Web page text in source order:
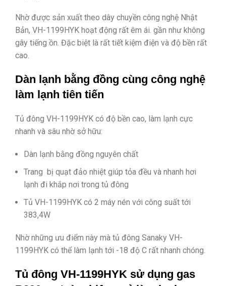
Nhờ được sản xuất theo dây chuyền công nghệ Nhật
Bản, VH-1199HYK hoạt động rất êm ái. gần như không
gây tiếng ồn. Đặc biệt là rất tiết kiệm điện và độ bền rất
cao.
Dàn lạnh bằng đồng cùng công nghệ
làm lạnh tiên tiến
Tủ đông VH-1199HYK có độ bền cao, làm lạnh cực
nhanh và sâu nhờ sở hữu:
Dàn lạnh bằng đồng nguyên chất
Trang bị quạt đảo nhiệt giúp tỏa đều và nhanh hơi
lạnh đi khắp nơi trong tủ đông
Tủ VH-1199HYK có 2 máy nén với công suất tới
383,4W
Nhờ những ưu điểm này mà tủ đông Sanaky VH-
1199HYK có thể làm lạnh tới -18 độ C rất nhanh chóng.
Tủ đông VH-1199HYK sử dụng gas